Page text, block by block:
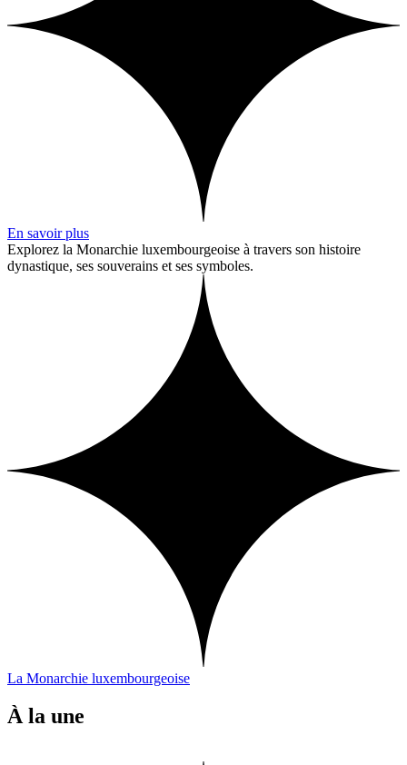
En savoir plus
Explorez la Monarchie luxembourgeoise à travers son histoire
dynastique, ses souverains et ses symboles.
La Monarchie luxembourgeoise
À la une